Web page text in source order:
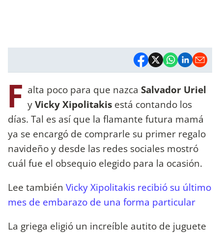
F alta poco para que nazca Salvador Uriel
yVicky Xipolitakis está contando los
días. Tal es así que la flamante futura mamá
ya se encargó de comprarle su primer regalo
navideño y desde las redes sociales mostró
cuál fue el obsequio elegido para la ocasión.
Lee también Vicky Xipolitakis recibió su último
mes de embarazo de una forma particular
La griega eligió un increíble autito de juguete